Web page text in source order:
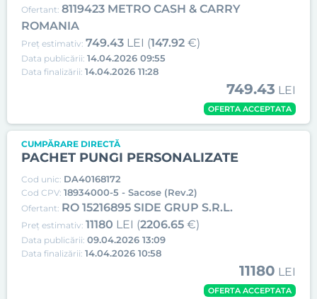
Ofertant: 8119423 METRO CASH & CARRY
ROMANIA
Preț estimativ: 749.43 LEI (147.92 €)
Data publicării: 14.04.2026 09:55
Data finalizării: 14.04.2026 11:28
749.43 LEI
OFERTA ACCEPTATA
CUMPĂRARE DIRECTĂ
PACHET PUNGI PERSONALIZATE
Cod unic: DA40168172
Cod CPV: 18934000-5 - Sacose (Rev.2)
Ofertant: RO 15216895 SIDE GRUP S.R.L.
Preț estimativ: 11180 LEI (2206.65 €)
Data publicării: 09.04.2026 13:09
Data finalizării: 14.04.2026 10:58
11180 LEI
OFERTA ACCEPTATA